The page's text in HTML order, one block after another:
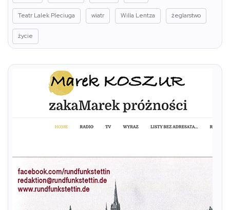
Teatr Lalek Pleciuga wiatr Willa Lentza żeglarstwo
życie